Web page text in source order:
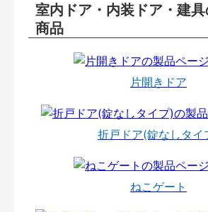
室内ドア・内装ドア・建
商品
片開きドア
折戸ドア(錠なしタイ
ねこゲート